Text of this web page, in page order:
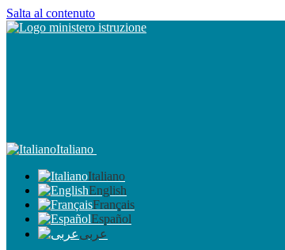
Salta al contenuto
Italiano
Italiano
English
Français
Español
عربى